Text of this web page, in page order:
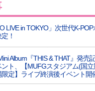
LIVE in TOKYO」次世代K-
！
Album『THIS & THAT』発売
ント、【MUFGスタジアム(国
定】ライブ終演後イベント開